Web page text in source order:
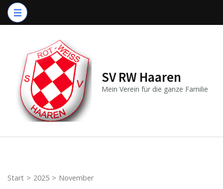
Zum
Inhalt
drücken)
SV RW Haaren
Mein Verein für die ganze Familie
Start > 2025 > November